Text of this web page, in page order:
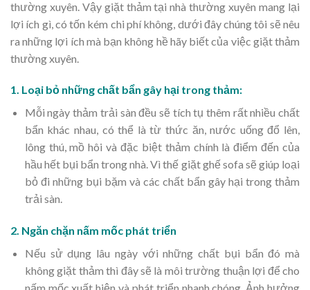
thường xuyên. Vậy giặt thảm tại nhà thường xuyên mang lại
lợi ích gì, có tốn kém chi phí không, dưới đây chúng tôi sẽ nêu
ra những lợi ích mà bạn không hề hãy biết của việc giặt thảm
thường xuyên.
1. Loại bỏ những chất bẩn gây hại trong thảm:
Mỗi ngày thảm trải sàn đều sẽ tích tụ thêm rất nhiều chất
bẩn khác nhau, có thể là từ thức ăn, nước uống đổ lên,
lông thú, mồ hôi và đặc biệt thảm chính là điểm đến của
hầu hết bụi bẩn trong nhà. Vì thế giặt ghế sofa sẽ giúp loại
bỏ đi những bụi bặm và các chất bẩn gây hại trong thảm
trải sàn.
2. Ngăn chặn nấm mốc phát triển
Nếu sử dụng lâu ngày với những chất bụi bẩn đó mà
không giặt thảm thì đây sẽ là môi trường thuận lợi để cho